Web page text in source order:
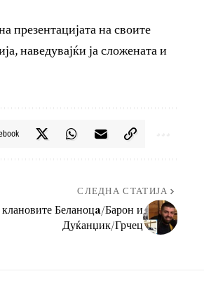
презентацијата на своите
наведувајќи ја сложената и
СЛЕДНА СТАТИЈА
клановите Беланоцa/Барон и
Дуќанџик/Грчец